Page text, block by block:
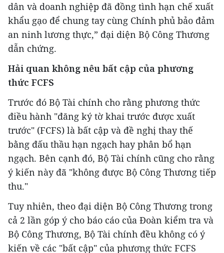
dân và doanh nghiệp đã đồng tình hạn chế xuất
khẩu gạo để chung tay cùng Chính phủ bảo đảm
an ninh lương thực,” đại diện Bộ Công Thương
dẫn chứng.
Hải quan không nêu bất cập của phương
thức FCFS
Trước đó Bộ Tài chính cho rằng phương thức
điều hành "đăng ký tờ khai trước được xuất
trước" (FCFS) là bất cập và đề nghị thay thế
bằng đấu thầu hạn ngạch hay phân bổ hạn
ngạch. Bên cạnh đó, Bộ Tài chính cũng cho rằng
ý kiến này đã "không được Bộ Công Thương tiếp
thu."
Tuy nhiên, theo đại diện Bộ Công Thương trong
cả 2 lần góp ý cho báo cáo của Đoàn kiểm tra và
Bộ Công Thương, Bộ Tài chính đều không có ý
kiến về các "bất cập" của phương thức FCFS